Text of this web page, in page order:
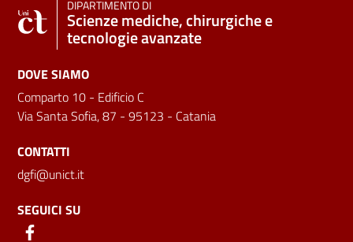
DIPARTIMENTO DI
Scienze mediche, chirurgiche e
tecnologie avanzate
DOVE SIAMO
Comparto 10 - Edificio C
Via Santa Sofia, 87 - 95123 - Catania
CONTATTI
dgfi@unict.it
SEGUICI SU